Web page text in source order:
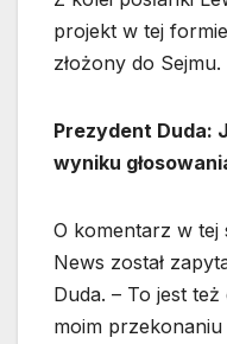
projekt w tej
złożony do Sejmu.
Prezydent Duda:
wyniku
O komentarz w tej
News został
Duda. – To jest
moim